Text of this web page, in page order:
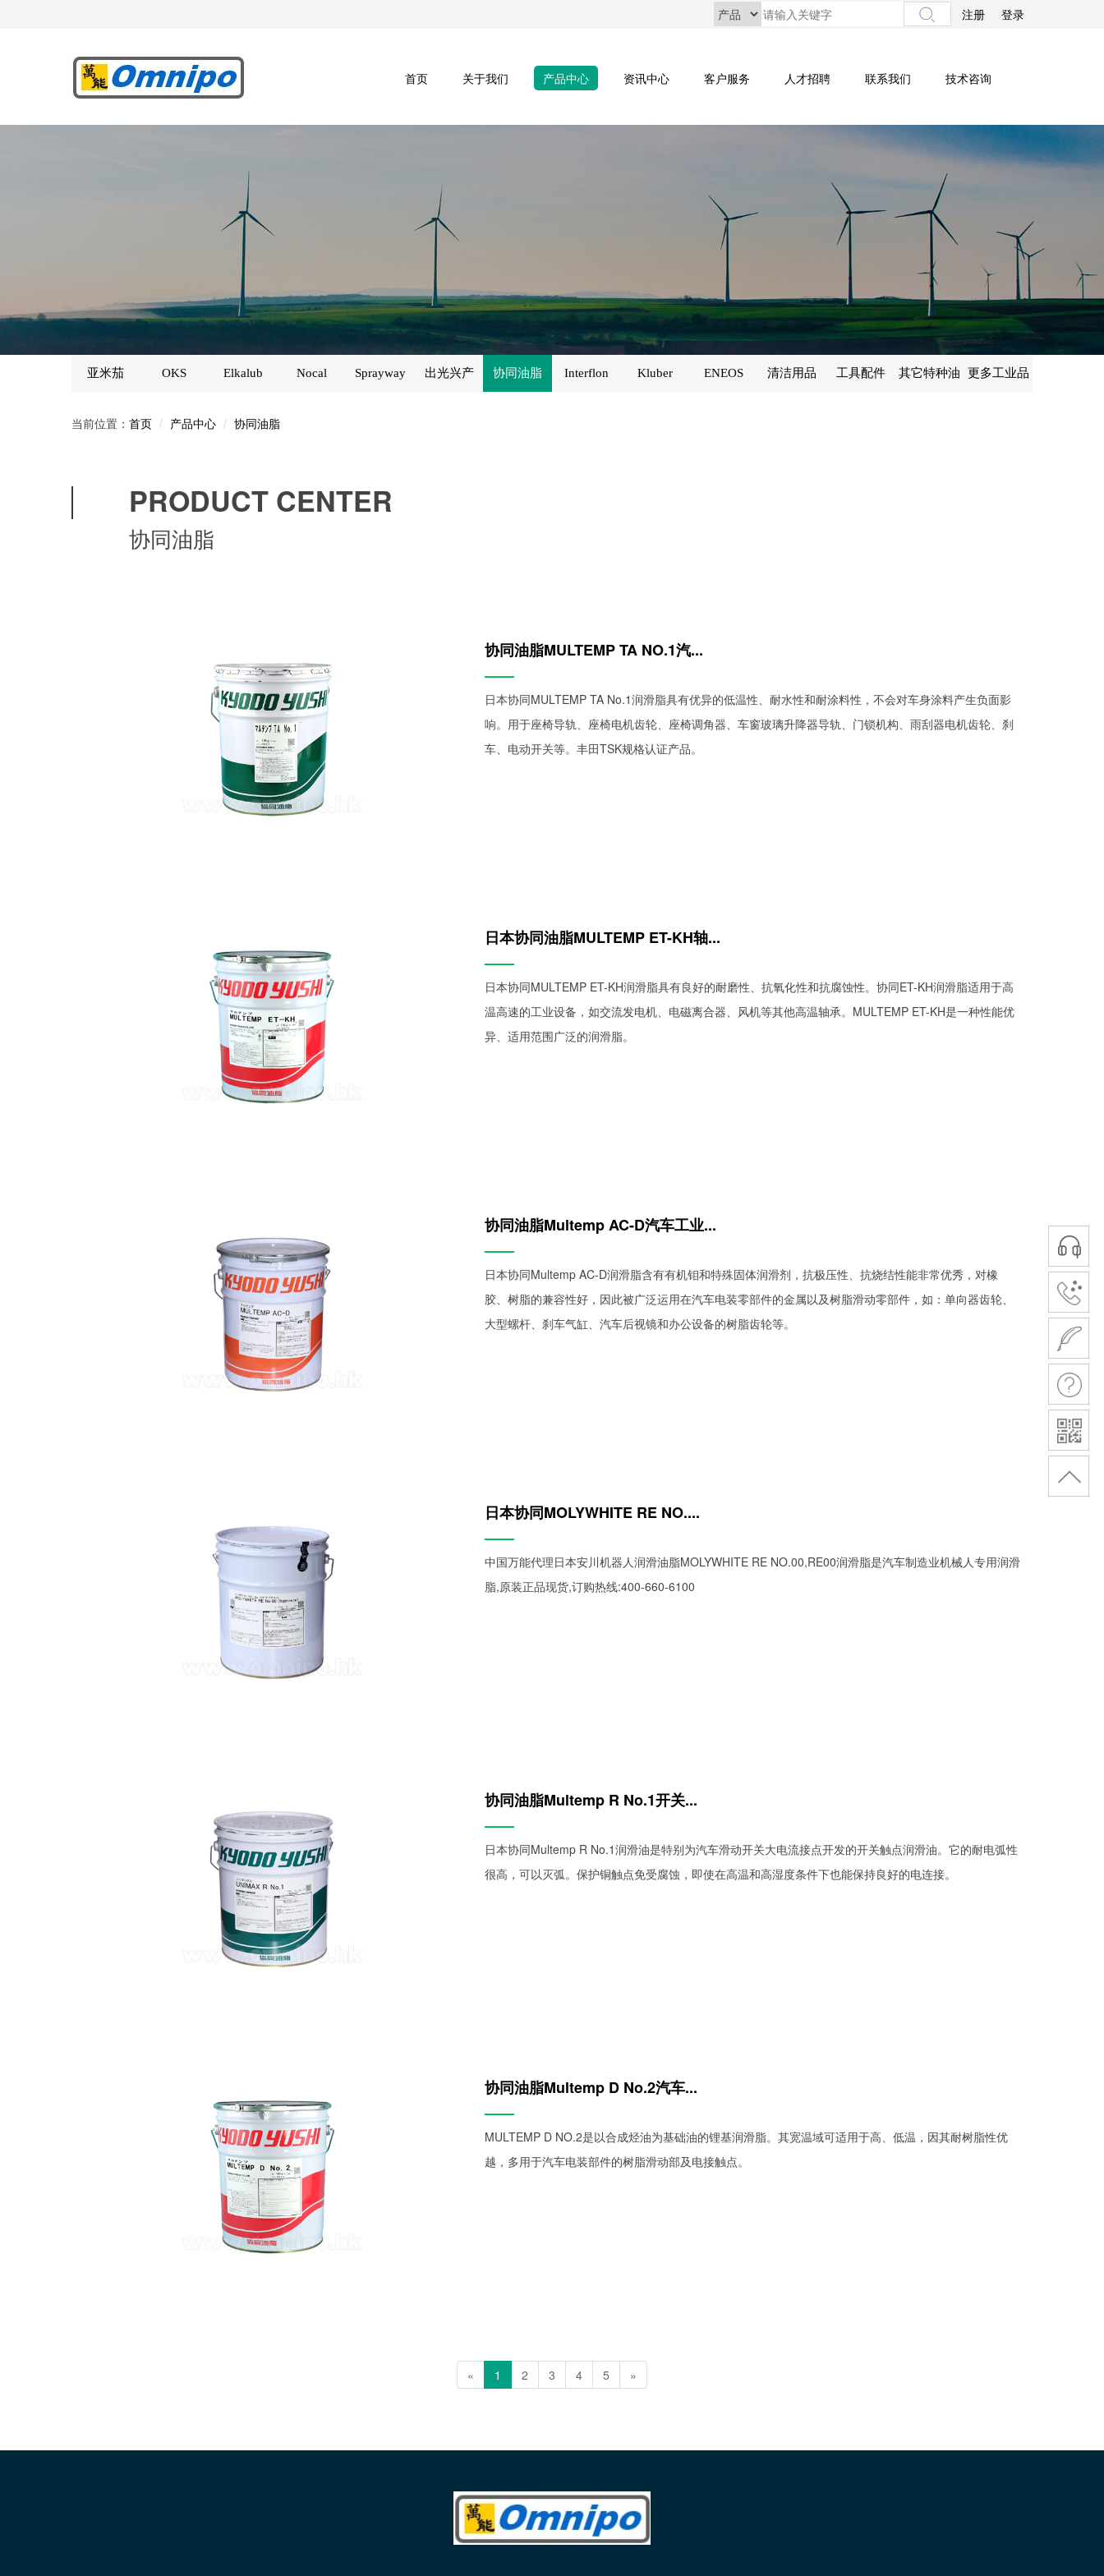
登录
注册
首页 关于我们 产品中心 资讯中心 客户服务 人才招聘 联系我们 技术咨询
亚米茄 OKS Elkalub Nocal Sprayway 出光兴产 协同油脂 Interflon Kluber ENEOS 清洁用品 工具配件 其它特种油 更多工业品
当前位置： 首页 产品中心 协同油脂
PRODUCT CENTER
协同油脂
协同油脂MULTEMP TA NO.1汽...
——
日本协同MULTEMP TA No.1润滑脂具有优异的低温性、耐水性和耐涂料性，不会对车身涂料产生负面影
响。用于座椅导轨、座椅电机齿轮、座椅调角器、车窗玻璃升降器导轨、门锁机构、雨刮器电机齿轮、刹
车、电动开关等。丰田TSK规格认证产品。
日本协同油脂MULTEMP ET-KH轴...
——
日本协同MULTEMP ET-KH润滑脂具有良好的耐磨性、抗氧化性和抗腐蚀性。协同ET-KH润滑脂适用于高
温高速的工业设备，如交流发电机、电磁离合器、风机等其他高温轴承。MULTEMP ET-KH是一种性能优
异、适用范围广泛的润滑脂。
协同油脂Multemp AC-D汽车工业...
——
日本协同Multemp AC-D润滑脂含有有机钼和特殊固体润滑剂，抗极压性、抗烧结性能非常优秀，对橡
胶、树脂的兼容性好，因此被广泛运用在汽车电装零部件的金属以及树脂滑动零部件，如：单向器齿轮、
大型螺杆、刹车气缸、汽车后视镜和办公设备的树脂齿轮等。
日本协同MOLYWHITE RE NO....
——
中国万能代理日本安川机器人润滑油脂MOLYWHITE RE NO.00,RE00润滑脂是汽车制造业机械人专用润滑
脂,原装正品现货,订购热线:400-660-6100
协同油脂Multemp R No.1开关...
——
日本协同Multemp R No.1润滑油是特别为汽车滑动开关大电流接点开发的开关触点润滑油。它的耐电弧性
很高，可以灭弧。保护铜触点免受腐蚀，即使在高温和高湿度条件下也能保持良好的电连接。
协同油脂Multemp D No.2汽车...
——
MULTEMP D NO.2是以合成烃油为基础油的锂基润滑脂。其宽温域可适用于高、低温，因其耐树脂性优
越，多用于汽车电装部件的树脂滑动部及电接触点。
« 1 2 3 4 5 »